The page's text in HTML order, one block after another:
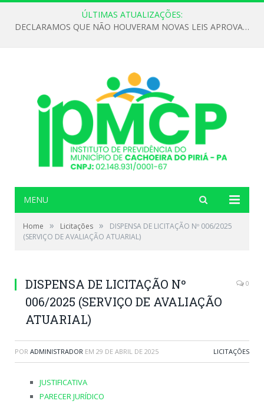
ÚLTIMAS ATUALIZAÇÕES:
DECLARAMOS QUE NÃO HOUVERAM NOVAS LEIS APROVADAS ATÉ O MOMENTO PARA O INSTITUTO DE PREVIDÊNCIA NO ANO DE 2026
MENU
Home » Licitações »
DISPENSA DE LICITAÇÃO Nº 006/2025
(SERVIÇO DE AVALIAÇÃO ATUARIAL)
DISPENSA DE LICITAÇÃO Nº
006/2025 (SERVIÇO DE AVALIAÇÃO
ATUARIAL)
0
POR ADMINISTRADOR EM 29 DE ABRIL DE 2025 LICITAÇÕES
JUSTIFICATIVA
PARECER JURÍDICO